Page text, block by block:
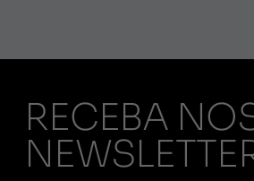
RECEBA